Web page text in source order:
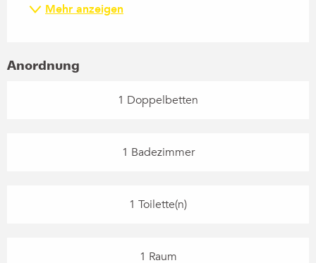
Mehr anzeigen
Anordnung
1 Doppelbetten
1 Badezimmer
1 Toilette(n)
1 Raum